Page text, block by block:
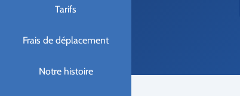
Tarifs
Frais de déplacement
Notre histoire